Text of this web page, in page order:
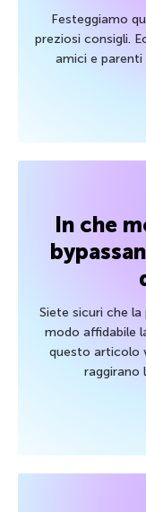
Festeggiamo
preziosi consigli.
amici e parenti
In che
Siete sicuri che
modo affidabile
questo articolo
raggirano